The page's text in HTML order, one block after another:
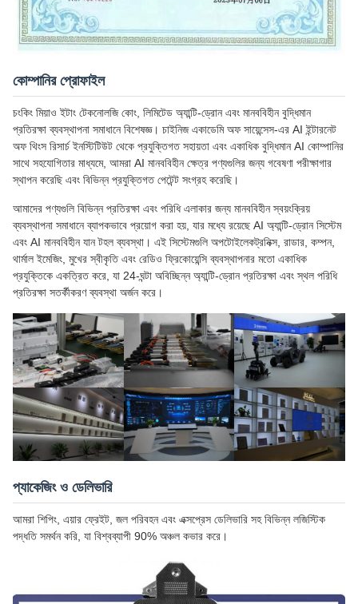
কোম্পানির প্রোফাইল
চংকিং মিয়াও ইটাং টেকনোলজি কোং, লিমিটেড অ্যান্টি-ড্রোন এবং মানববিহীন বুদ্ধিমান
প্রতিরক্ষা ব্যবস্থাপনা সমাধানে বিশেষজ্ঞ। চাইনিজ একাডেমি অফ সায়েন্সেস-এর AI ইন্টারনেট
অফ থিংস রিসার্চ ইনস্টিটিউট থেকে প্রযুক্তিগত সহায়তা এবং একাধিক বুদ্ধিমান AI কোম্পানির
সাথে সহযোগিতার মাধ্যমে, আমরা AI মানববিহীন ক্ষেত্র পণ্যগুলির জন্য গবেষণা পরীক্ষাগার
স্থাপন করেছি এবং বিভিন্ন প্রযুক্তিগত পেটেন্ট সংগ্রহ করেছি।
আমাদের পণ্যগুলি বিভিন্ন প্রতিরক্ষা এবং পরিধি এলাকার জন্য মানববিহীন স্বয়ংক্রিয়
ব্যবস্থাপনা সমাধানে ব্যাপকভাবে প্রয়োগ করা হয়, যার মধ্যে রয়েছে AI অ্যান্টি-ড্রোন সিস্টেম
এবং AI মানববিহীন যান টহল ব্যবস্থা। এই সিস্টেমগুলি অপটোইলেকট্রনিক্স, রাডার, কম্পন,
থার্মাল ইমেজিং, মুখের স্বীকৃতি এবং রেডিও ফ্রিকোয়েন্সি ব্যবস্থাপনার মতো একাধিক
প্রযুক্তিকে একত্রিত করে, যা 24-ঘন্টা অবিচ্ছিন্ন অ্যান্টি-ড্রোন প্রতিরক্ষা এবং স্থল পরিধি
প্রতিরক্ষা সতর্কীকরণ ব্যবস্থা অর্জন করে।
প্যাকেজিং ও ডেলিভারি
আমরা শিপিং, এয়ার ফ্রেইট, জল পরিবহন এবং এক্সপ্রেস ডেলিভারি সহ বিভিন্ন লজিস্টিক
পদ্ধতি সমর্থন করি, যা বিশ্বব্যাপী 90% অঞ্চল কভার করে।